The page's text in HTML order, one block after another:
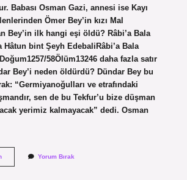
Babası Osman Gazi, annesi ise Kayı
Ömer Bey’in kızı Mal
Bey’in ilk hangi eşi öldü? Râbi’a Bala
Hâtun bint Şeyh EdebaliRâbi’a Bala
58Ölüm13246 daha fazla satır
Bey’i neden öldürdü? Dündar Bey bu
“Germiyanoğulları ve etrafındaki
sen de bu Tekfur’u bize düşman
yerimiz kalmayacak” dedi. Osman
Osmanlı
Yorum Bırak